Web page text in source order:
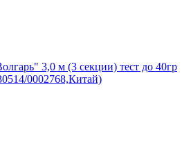
3,0 м (3 секции) тест до 40гр
0002768,Китай)